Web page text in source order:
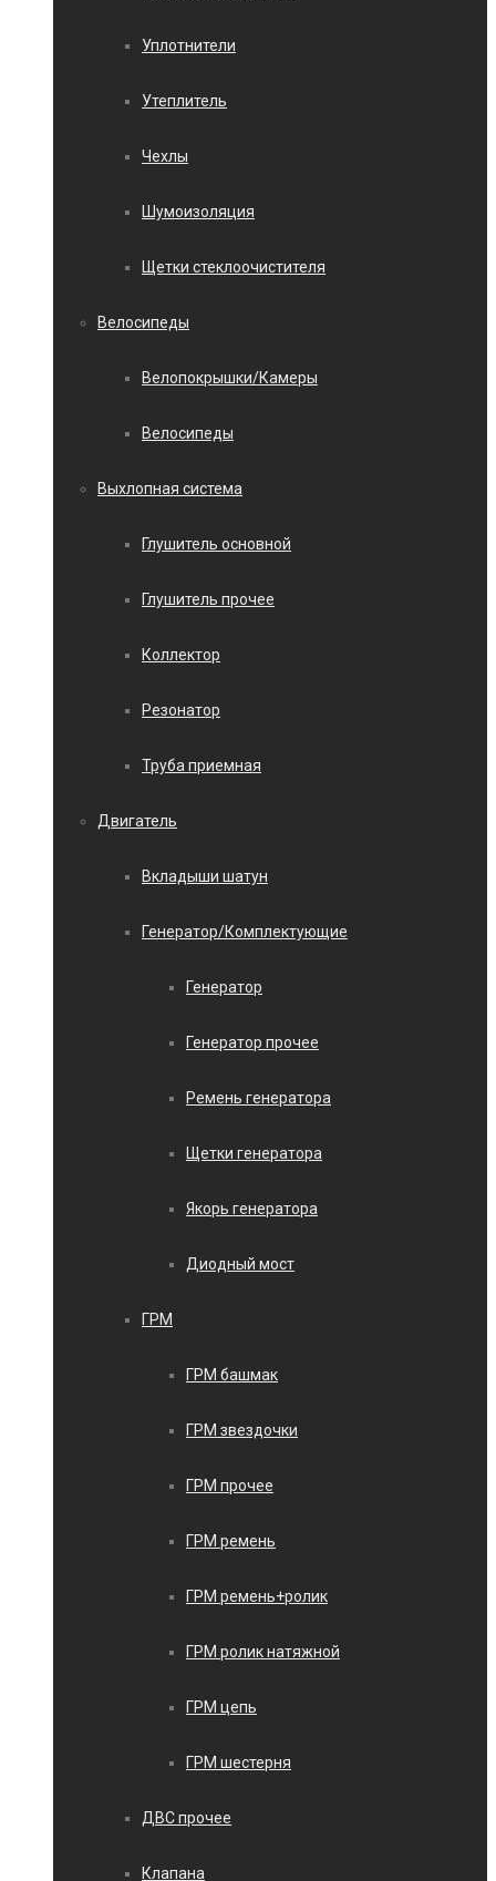
Уплотнители
Утеплитель
Чехлы
Шумоизоляция
Щетки стеклоочистителя
Велосипеды
Велопокрышки/Камеры
Велосипеды
Выхлопная система
Глушитель основной
Глушитель прочее
Коллектор
Резонатор
Труба приемная
Двигатель
Вкладыши шатун
Генератор/Комплектующие
Генератор
Генератор прочее
Ремень генератора
Щетки генератора
Якорь генератора
Диодный мост
ГРМ
ГРМ башмак
ГРМ звездочки
ГРМ прочее
ГРМ ремень
ГРМ ремень+ролик
ГРМ ролик натяжной
ГРМ цепь
ГРМ шестерня
ДВС прочее
Клапана